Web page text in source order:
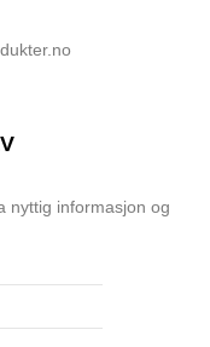
nyttig informasjon og